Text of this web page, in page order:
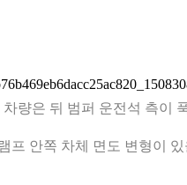
차량은 뒤 범퍼 운전석 측이
프 안쪽 차체 면도 변형이